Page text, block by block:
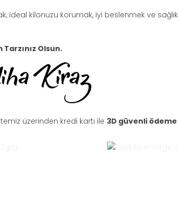
ideal kilonuzu korumak, iyi beslenmek ve
Tarzınız Olsun.
üzerinden kredi kartı ile 3D güvenli ödeme